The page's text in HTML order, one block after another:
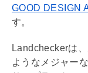
GOOD DESIGN
す。
Landcheckerは
ようなメジャー